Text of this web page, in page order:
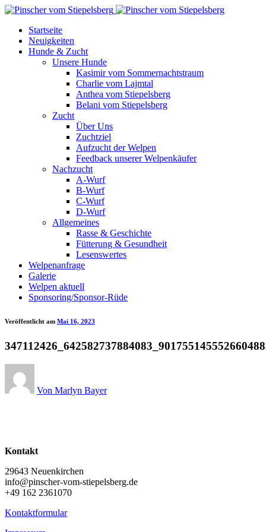
Startseite
Neuigkeiten
Hunde & Zucht
Unsere Hunde
Kasimir vom Sommernachtstraum
Charlie vom Lajmtal
Anthea vom Stiepelsberg
Belani vom Stiepelsberg
Zucht
Über Uns
Zuchtziel
Aufzucht der Welpen
Feedback unserer Welpenkäufer
Nachzucht
A-Wurf
B-Wurf
C-Wurf
D-Wurf
Allgemeines
Rasse & Geschichte
Fütterung & Gesundheit
Lesenswertes
Welpenanfrage
Galerie
Welpen aktuell
Sponsoring/Sponsor-Rüde
Veröffentlicht am Mai 16, 2023
Von Marlyn Bayer
Kontakt
29643 Neuenkirchen
info@pinscher-vom-stiepelsberg.de
+49 162 2361070
Kontaktformular